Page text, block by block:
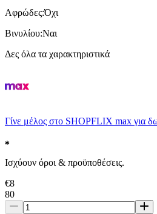
Αφρώδες:Όχι
Βινυλίου:Ναι
Δες όλα τα χαρακτηριστικά
Γίνε μέλος στο SHOPFLIX max για
Ισχύουν όροι & προϋποθέσεις.
€8
80